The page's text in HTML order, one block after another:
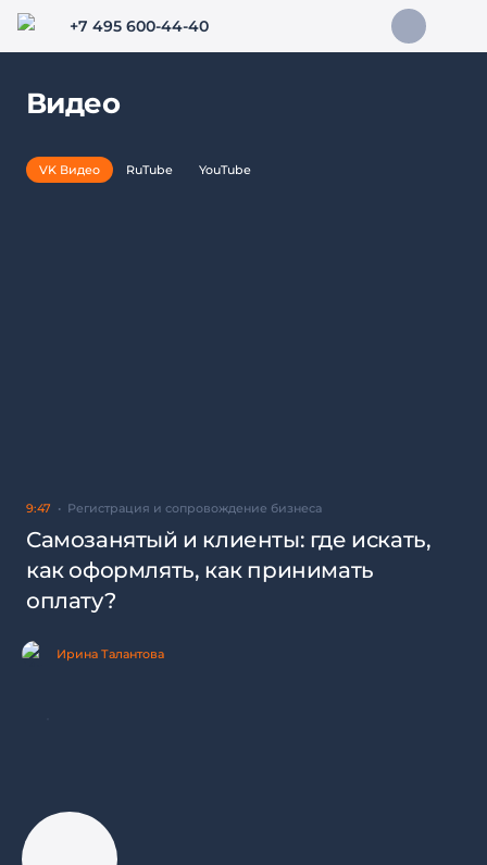
+7 495 600-44-40
Видео
VK Видео RuTube YouTube
9:47 Регистрация и сопровождение бизнеса
Самозанятый и клиенты: где искать,
как оформлять, как принимать
оплату?
Ирина Талантова